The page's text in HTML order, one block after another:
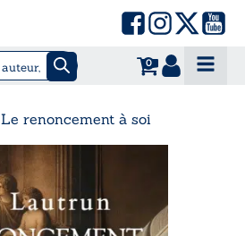
0
Le renoncement à soi